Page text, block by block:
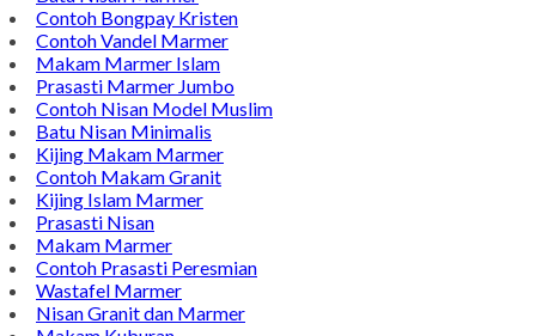
Contoh Bongpay Kristen
Contoh Vandel Marmer
Makam Marmer Islam
Prasasti Marmer Jumbo
Contoh Nisan Model Muslim
Batu Nisan Minimalis
Kijing Makam Marmer
Contoh Makam Granit
Kijing Islam Marmer
Prasasti Nisan
Makam Marmer
Contoh Prasasti Peresmian
Wastafel Marmer
Nisan Granit dan Marmer